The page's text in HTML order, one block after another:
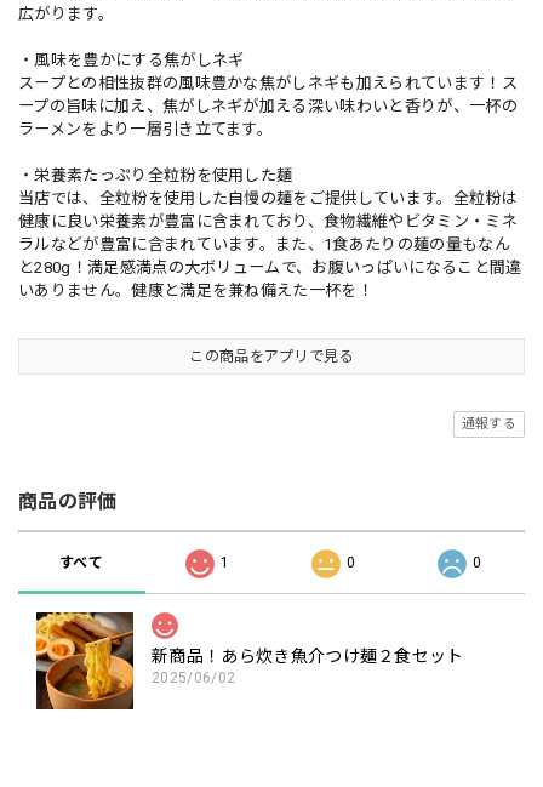
広がります。
・風味を豊かにする焦がしネギ
スープとの相性抜群の風味豊かな焦がしネギも加えられています！ス
ープの旨味に加え、焦がしネギが加える深い味わいと香りが、一杯の
ラーメンをより一層引き立てます。
・栄養素たっぷり全粒粉を使用した麺
当店では、全粒粉を使用した自慢の麺をご提供しています。全粒粉は
健康に良い栄養素が豊富に含まれており、食物繊維やビタミン・ミネ
ラルなどが豊富に含まれています。また、1食あたりの麺の量もなん
と280g！満足感満点の大ボリュームで、お腹いっぱいになること間違
いありません。健康と満足を兼ね備えた一杯を！
この商品をアプリで見る
通報する
商品の評価
すべて 1 0 0
新商品！あら炊き魚介つけ麺２食セット
2025/06/02